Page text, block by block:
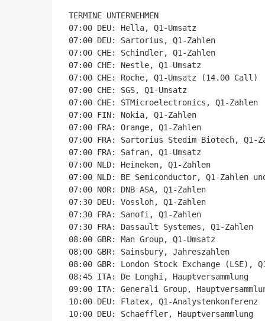
TERMINE UNTERNEHMEN
07:00 DEU: Hella, Q1-Umsatz
07:00 DEU: Sartorius, Q1-Zahlen
07:00 CHE: Schindler, Q1-Zahlen
07:00 CHE: Nestle, Q1-Umsatz
07:00 CHE: Roche, Q1-Umsatz (14.00 Call)
07:00 CHE: SGS, Q1-Umsatz
07:00 CHE: STMicroelectronics, Q1-Zahlen
07:00 FIN: Nokia, Q1-Zahlen
07:00 FRA: Orange, Q1-Zahlen
07:00 FRA: Sartorius Stedim Biotech, Q1-
07:00 FRA: Safran, Q1-Umsatz
07:00 NLD: Heineken, Q1-Zahlen
07:00 NLD: BE Semiconductor, Q1-Zahlen
07:00 NOR: DNB ASA, Q1-Zahlen
07:30 DEU: Vossloh, Q1-Zahlen
07:30 FRA: Sanofi, Q1-Zahlen
07:30 FRA: Dassault Systemes, Q1-Zahlen
08:00 GBR: Man Group, Q1-Umsatz
08:00 GBR: Sainsbury, Jahreszahlen
08:00 GBR: London Stock Exchange (LSE),
08:45 ITA: De Longhi, Hauptversammlung
09:00 ITA: Generali Group,
10:00 DEU: Flatex, Q1-Analystenkonferenz
10:00 DEU: Schaeffler, Hauptversammlung